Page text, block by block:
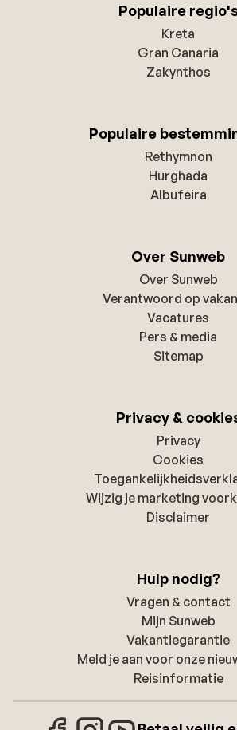
Populaire
Kreta
Gran Canaria
Zakynthos
Populaire
Rethymnon
Hurghada
Albufeira
Over Sunweb
Over Sunweb
Verantwoord op
Vacatures
Pers & media
Sitemap
Privacy &
Privacy
Cookies
Wijzig je marketing
Disclaimer
Hulp nodig?
Vragen & contact
Mijn Sunweb
Vakantiegarantie
Meld je aan voor onze
Reisinformatie